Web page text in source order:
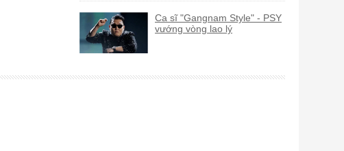
Ca sĩ "Gangnam Style" - PSY
vướng vòng lao lý